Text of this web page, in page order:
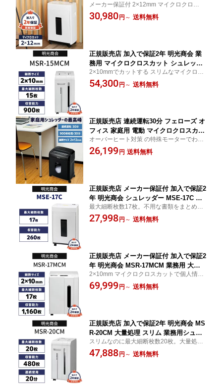
業務用 業務用シュレッダー マイクロク
ロスカット 高耐久 頑丈 丈夫 静音 静か
メーカー保証付 2×12mm マイクロクロスカ
ット で個人情報も安心。故障率0.06％のオ
フィスシュレッダーと同じ品質基準・安全
30,980円 ～ 送料無料
正規販売店 加入で保証2年 明光商会 業
務用 マイクロクロスカット シュレッダ
MSR-15MCM 高耐久 頑丈 スリム 丈夫
写真 ホチキス はがき CD DVD カード
引不可
2×10mmでカットする スリムなマイクロク
ロスカットシュレッダー。高セキュリティ
で安心。メディア細断にも対応。故障率0.0
54,300円 ～ 送料無料
正規販売店 連続運転30分 フェローズ オ
フィス 家庭用 電動 マイクロクロスカッ
ト デスクサイド シュレッダー 16MC FE
-4704101 コンパクト 小さい ホチキス I
オーバーヒート対策 の特殊モーターでわず
か15分で復帰！小さくてもタフに使える家
庭用最高レベルシュレッダー。小規模オフ
26,199円 送料無料
正規販売店 メーカー保証付 加入で保証2
年 明光商会 シュレッダー MSE-17C 業
務用 MSシュレッダー 業務用シュレッダ
ー 大量 高耐久 頑丈 丈夫 写真 ホチキス
最大細断枚数17枚。不用な書類をまとめて
処理。故障率0.06％のオフィスシュレッダ
ーと同じ品質基準・安全基準で開発された
27,998円 ～ 送料無料
正規販売店 メーカー保証付 加入で保証2
年 明光商会 MSR-17MCM 業務用 大容
量 マイクロカット シュレッダー 静音
静か 高耐久 頑丈 丈夫 写真 ホチキス は
2×10mm マイクロクロスカットで個人情報
も安心。メディア細断にも対応。故障率0.0
6％のオフィスシュレッダーと同じ品質基
69,999円 ～ 送料無料
正規販売店 加入で保証2年 明光商会 MS
R-20CM 大量処理 スリム 業務用シュレ
ッダー 高耐久 頑丈 丈夫 写真 ホチキス
クリップ はがき CD DVD カード 細断
スリムなのに最大細断枚数20枚。大量処理
に対応。故障率0.06％のオフィスシュレッ
ダーと同じ品質基準・安全基準で開発
47,888円 ～ 送料無料